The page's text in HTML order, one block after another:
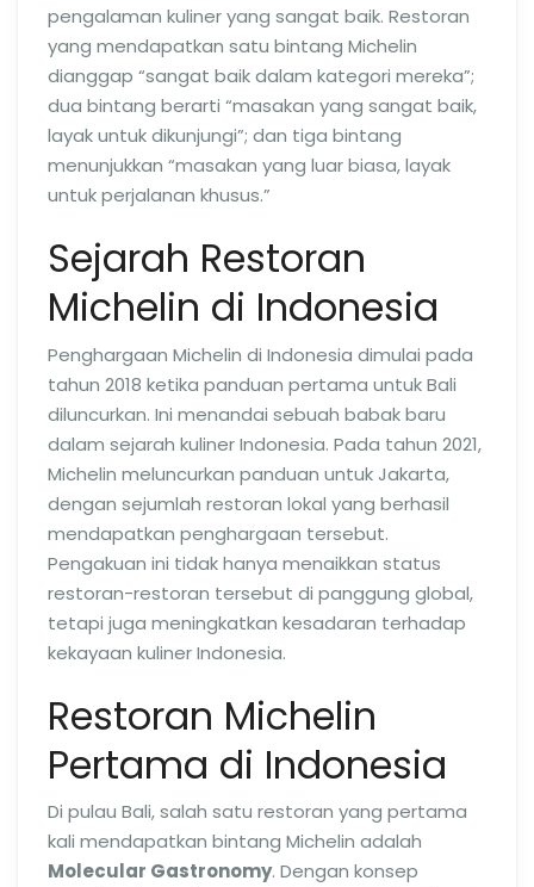
pengalaman kuliner yang sangat baik. Restoran
yang mendapatkan satu bintang Michelin
dianggap “sangat baik dalam kategori mereka”;
dua bintang berarti “masakan yang sangat baik,
layak untuk dikunjungi”; dan tiga bintang
menunjukkan “masakan yang luar biasa, layak
untuk perjalanan khusus.”
Sejarah Restoran
Michelin di Indonesia
Penghargaan Michelin di Indonesia dimulai pada
tahun 2018 ketika panduan pertama untuk Bali
diluncurkan. Ini menandai sebuah babak baru
dalam sejarah kuliner Indonesia. Pada tahun 2021,
Michelin meluncurkan panduan untuk Jakarta,
dengan sejumlah restoran lokal yang berhasil
mendapatkan penghargaan tersebut.
Pengakuan ini tidak hanya menaikkan status
restoran-restoran tersebut di panggung global,
tetapi juga meningkatkan kesadaran terhadap
kekayaan kuliner Indonesia.
Restoran Michelin
Pertama di Indonesia
Di pulau Bali, salah satu restoran yang pertama
kali mendapatkan bintang Michelin adalah
Molecular Gastronomy. Dengan konsep